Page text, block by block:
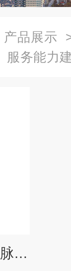
产品展示
服务能力
KAH/S13高级老年人静脉穿刺训练模型2